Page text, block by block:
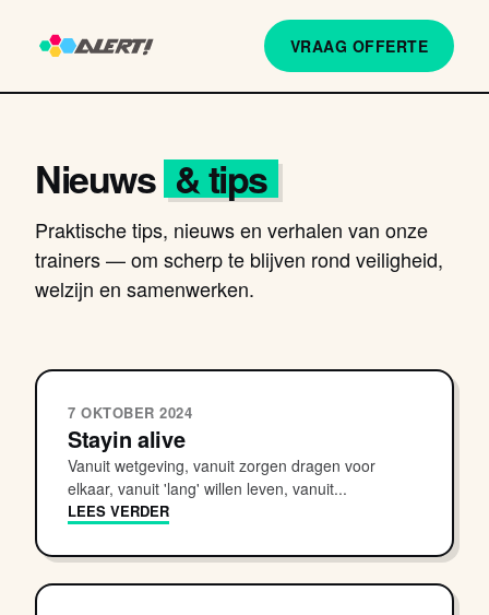
VRAAG OFFERTE
Nieuws & tips
Praktische tips, nieuws en verhalen van onze
trainers — om scherp te blijven rond veiligheid,
welzijn en samenwerken.
7 OKTOBER 2024
Stayin alive
Vanuit wetgeving, vanuit zorgen dragen voor
elkaar, vanuit 'lang' willen leven, vanuit...
LEES VERDER